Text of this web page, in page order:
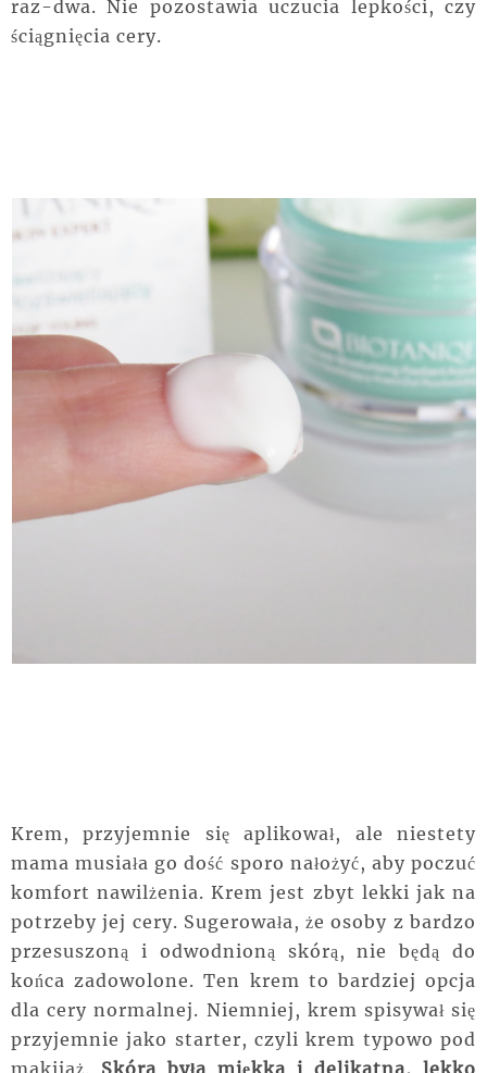
raz-dwa. Nie pozostawia uczucia lepkości, czy
ściągnięcia cery.
Krem, przyjemnie się aplikował, ale niestety
mama musiała go dość sporo nałożyć, aby poczuć
komfort nawilżenia. Krem jest zbyt lekki jak na
potrzeby jej cery. Sugerowała, że osoby z bardzo
przesuszoną i odwodnioną skórą, nie będą do
końca zadowolone. Ten krem to bardziej opcja
dla cery normalnej. Niemniej, krem spisywał się
przyjemnie jako starter, czyli krem typowo pod
makijaż. Skóra była miękka i delikatna, lekko